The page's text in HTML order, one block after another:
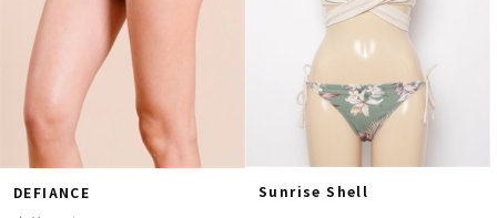
DEFIANCE Sunrise Shell